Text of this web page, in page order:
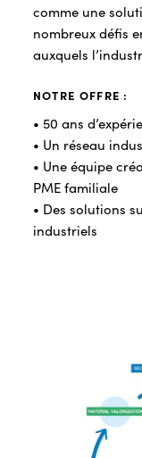
comme une
nombreux défis
auxquels
NOTRE OFFRE :
• 50 ans
• Un réseau
• Une équipe
PME familiale
• Des solutions
industriels